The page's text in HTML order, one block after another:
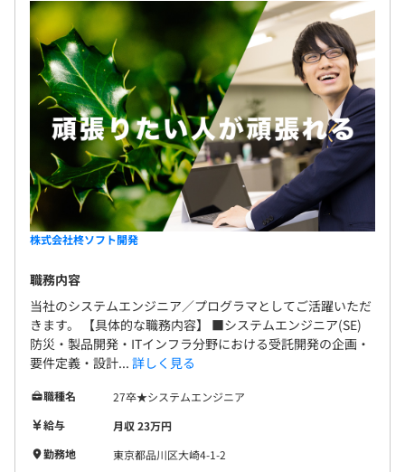
株式会社柊ソフト開発
職務内容
当社のシステムエンジニア／プログラマとしてご活躍いただ
きます。 【具体的な職務内容】 ■システムエンジニア(SE)
防災・製品開発・ITインフラ分野における受託開発の企画・
要件定義・設計... 詳しく見る
職種名
27卒★システムエンジニア
給与
月収 23万円
勤務地
東京都品川区大崎4-1-2